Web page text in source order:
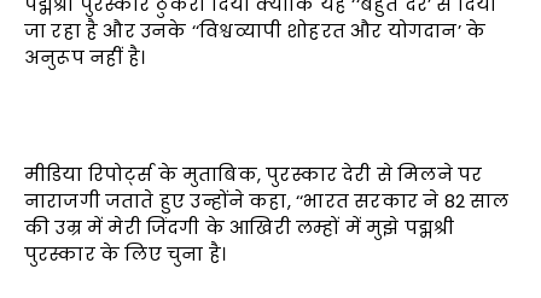
जा रहा है और उनके ‘‘विश्वव्यापी शोहरत और योगदान’ के
अनुरूप नहीं है।
मीडिया रिपोर्ट्स के मुताबिक, पुरस्कार देरी से मिलने पर
नाराजगी जताते हुए उन्होंने कहा, ‘‘भारत सरकार ने 82 साल
की उम्र में मेरी जिंदगी के आखिरी लम्हों में मुझे पद्मश्री
पुरस्कार के लिए चुना है।